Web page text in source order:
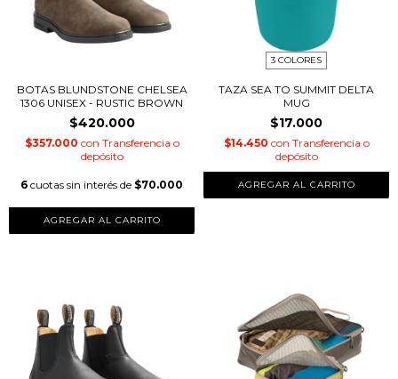
BOTAS BLUNDSTONE CHELSEA
1306 UNISEX - RUSTIC BROWN
$420.000
$357.000 con Transferencia o
depósito
6 cuotas sin interés de $70.000
AGREGAR AL CARRITO
3 COLORES
TAZA SEA TO SUMMIT DELTA
MUG
$17.000
$14.450 con Transferencia o
depósito
AGREGAR AL CARRITO